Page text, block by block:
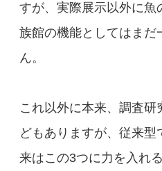
すが、実際展示以外に魚
族館の機能としてはまだ
ん。
これ以外に本来、調査研
どもありますが、従来
来はこの3つに力を入れ